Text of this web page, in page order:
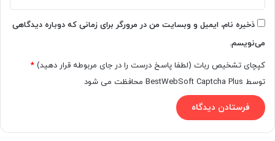
ذخیره نام، ایمیل و وبسایت من در مرورگر برای زمانی که دوباره دیدگاهی
می‌نویسم.
کپچای تشخیص ربات (لطفا پاسخ درست را در جای مربوطه قرار دهید) *
توسط BestWebSoft Captcha Plus محافظت می شود